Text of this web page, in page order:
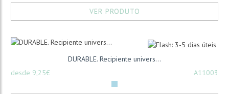
VER PRODUTO
DURABLE. Recipiente univers...
desde 9,25€
A11003